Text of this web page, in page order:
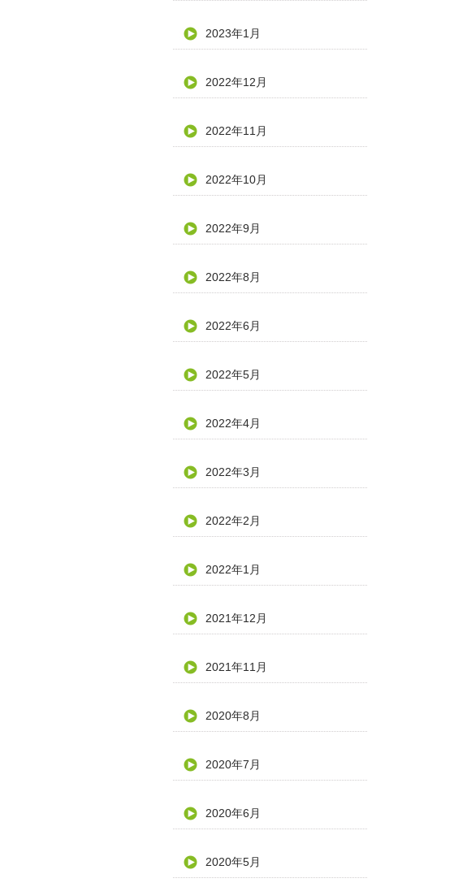
2023年1月
2022年12月
2022年11月
2022年10月
2022年9月
2022年8月
2022年6月
2022年5月
2022年4月
2022年3月
2022年2月
2022年1月
2021年12月
2021年11月
2020年8月
2020年7月
2020年6月
2020年5月